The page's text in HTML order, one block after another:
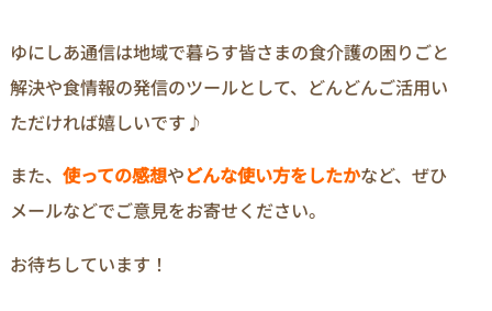
ゆにしあ通信は地域で暮らす皆さまの食介護の困りごと
解決や食情報の発信のツールとして、どんどんご活用い
ただければ嬉しいです♪
また、 使っての感想やどんな使い方をしたかなど、ぜひ
メールなどでご意見をお寄せください。
お待ちしています！